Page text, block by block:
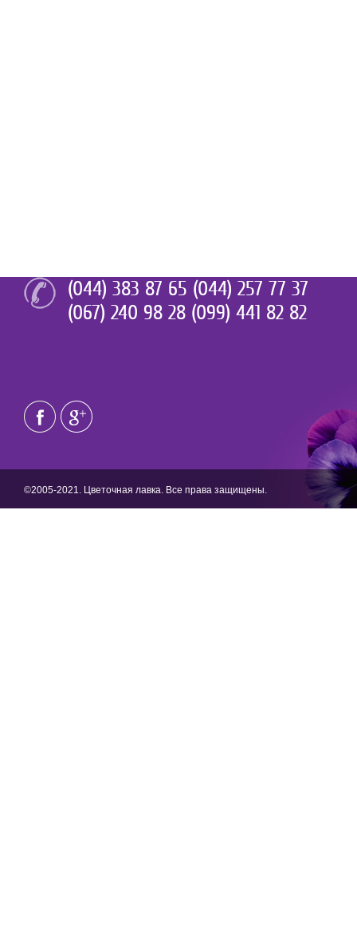
(044) 383 87 65 (044) 257 77 37
(067) 240 98 28 (099) 441 82 82
©2005-2021. Цветочная лавка. Все права защищены.